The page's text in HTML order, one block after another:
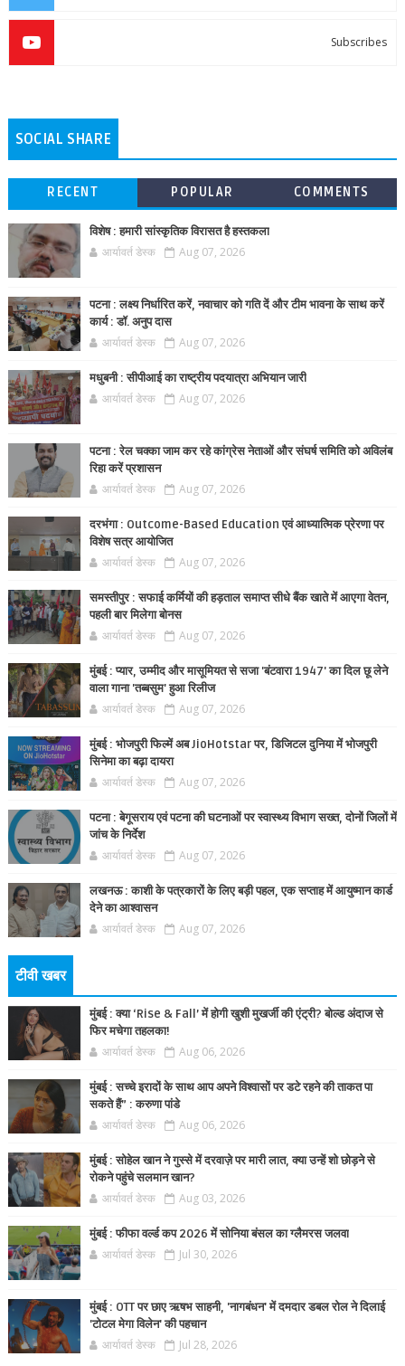
Subscribes
SOCIAL SHARE
RECENT POPULAR COMMENTS
विशेष : हमारी सांस्कृतिक विरासत है हस्तकला
आर्यावर्त डेस्क Aug 07, 2026
पटना : लक्ष्य निर्धारित करें, नवाचार को गति दें और टीम भावना के साथ करें
कार्य : डॉ. अनुप दास
आर्यावर्त डेस्क Aug 07, 2026
मधुबनी : सीपीआई का राष्ट्रीय पदयात्रा अभियान जारी
आर्यावर्त डेस्क Aug 07, 2026
पटना : रेल चक्का जाम कर रहे कांग्रेस नेताओं और संघर्ष समिति को अविलंब
रिहा करें प्रशासन
आर्यावर्त डेस्क Aug 07, 2026
दरभंगा : Outcome-Based Education एवं आध्यात्मिक प्रेरणा पर
विशेष सत्र आयोजित
आर्यावर्त डेस्क Aug 07, 2026
समस्तीपुर : सफाई कर्मियों की हड़ताल समाप्त सीधे बैंक खाते में आएगा वेतन,
पहली बार मिलेगा बोनस
आर्यावर्त डेस्क Aug 07, 2026
मुंबई : प्यार, उम्मीद और मासूमियत से सजा 'बंटवारा 1947' का दिल छू लेने
वाला गाना 'तब्बसुम' हुआ रिलीज
आर्यावर्त डेस्क Aug 07, 2026
मुंबई : भोजपुरी फिल्में अब JioHotstar पर, डिजिटल दुनिया में भोजपुरी
सिनेमा का बढ़ा दायरा
आर्यावर्त डेस्क Aug 07, 2026
पटना : बेगूसराय एवं पटना की घटनाओं पर स्वास्थ्य विभाग सख्त, दोनों जिलों में
जांच के निर्देश
आर्यावर्त डेस्क Aug 07, 2026
लखनऊ : काशी के पत्रकारों के लिए बड़ी पहल, एक सप्ताह में आयुष्मान कार्ड
देने का आश्वासन
आर्यावर्त डेस्क Aug 07, 2026
टीवी खबर
मुंबई : क्या ‘Rise & Fall’ में होगी खुशी मुखर्जी की एंट्री? बोल्ड अंदाज से
फिर मचेगा तहलका!
आर्यावर्त डेस्क Aug 06, 2026
मुंबई : सच्चे इरादों के साथ आप अपने विश्वासों पर डटे रहने की ताकत पा
सकते हैं” : करुणा पांडे
आर्यावर्त डेस्क Aug 06, 2026
मुंबई : सोहेल खान ने गुस्से में दरवाज़े पर मारी लात, क्या उन्हें शो छोड़ने से
रोकने पहुंचे सलमान खान?
आर्यावर्त डेस्क Aug 03, 2026
मुंबई : फीफा वर्ल्ड कप 2026 में सोनिया बंसल का ग्लैमरस जलवा
आर्यावर्त डेस्क Jul 30, 2026
मुंबई : OTT पर छाए ऋषभ साहनी, 'नागबंधन' में दमदार डबल रोल ने दिलाई
'टोटल मेगा विलेन' की पहचान
आर्यावर्त डेस्क Jul 28, 2026